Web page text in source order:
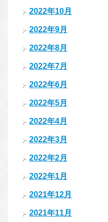
2022年10月
2022年9月
2022年8月
2022年7月
2022年6月
2022年5月
2022年4月
2022年3月
2022年2月
2022年1月
2021年12月
2021年11月